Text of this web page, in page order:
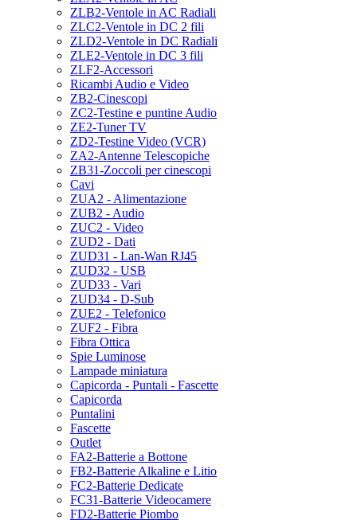
ZLB2-Ventole in AC Radiali
ZLC2-Ventole in DC 2 fili
ZLD2-Ventole in DC Radiali
ZLE2-Ventole in DC 3 fili
ZLF2-Accessori
Ricambi Audio e Video
ZB2-Cinescopi
ZC2-Testine e puntine Audio
ZE2-Tuner TV
ZD2-Testine Video (VCR)
ZA2-Antenne Telescopiche
ZB31-Zoccoli per cinescopi
Cavi
ZUA2 - Alimentazione
ZUB2 - Audio
ZUC2 - Video
ZUD2 - Dati
ZUD31 - Lan-Wan RJ45
ZUD32 - USB
ZUD33 - Vari
ZUD34 - D-Sub
ZUE2 - Telefonico
ZUF2 - Fibra
Fibra Ottica
Spie Luminose
Lampade miniatura
Capicorda - Puntali - Fascette
Capicorda
Puntalini
Fascette
Outlet
FA2-Batterie a Bottone
FB2-Batterie Alkaline e Litio
FC2-Batterie Dedicate
FC31-Batterie Videocamere
FD2-Batterie Piombo